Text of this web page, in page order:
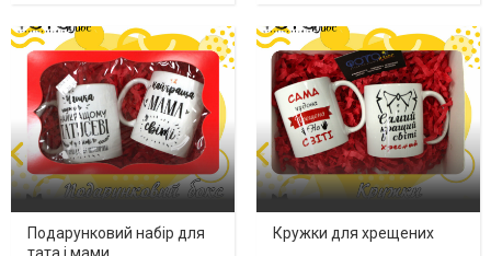
Подарунковий набір для
Кружки для хрещених